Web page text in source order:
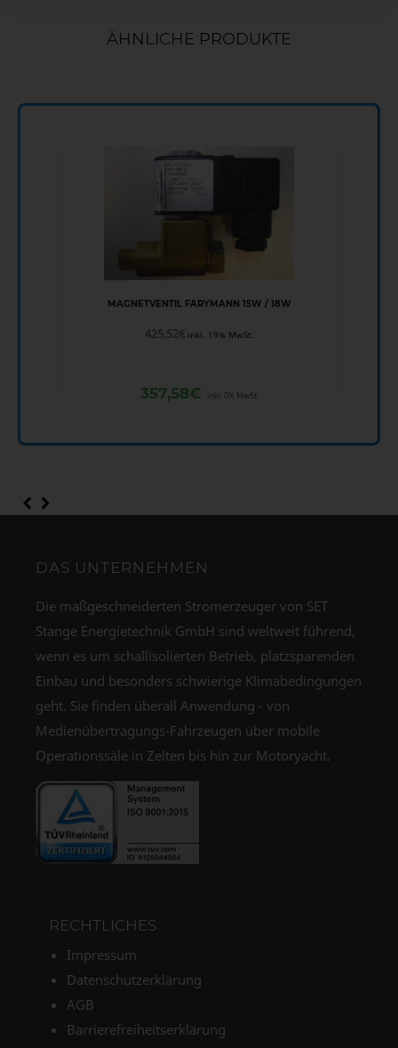
ÄHNLICHE PRODUKTE
MAGNETVENTIL FARYMANN 15W / 18W
425,52€inkl. 19% MwSt.
357,58€ inkl. 0% MwSt.
DAS UNTERNEHMEN
Die maßgeschneiderten Stromerzeuger von SET
Stange Energietechnik GmbH sind weltweit führend,
wenn es um schallisolierten Betrieb, platzsparenden
Einbau und besonders schwierige Klimabedingungen
geht. Sie finden überall Anwendung - von
Medienübertragungs-Fahrzeugen über mobile
Operationssäle in Zelten bis hin zur Motoryacht.
RECHTLICHES
Impressum
Datenschutzerklärung
AGB
Barrierefreiheitserklärung